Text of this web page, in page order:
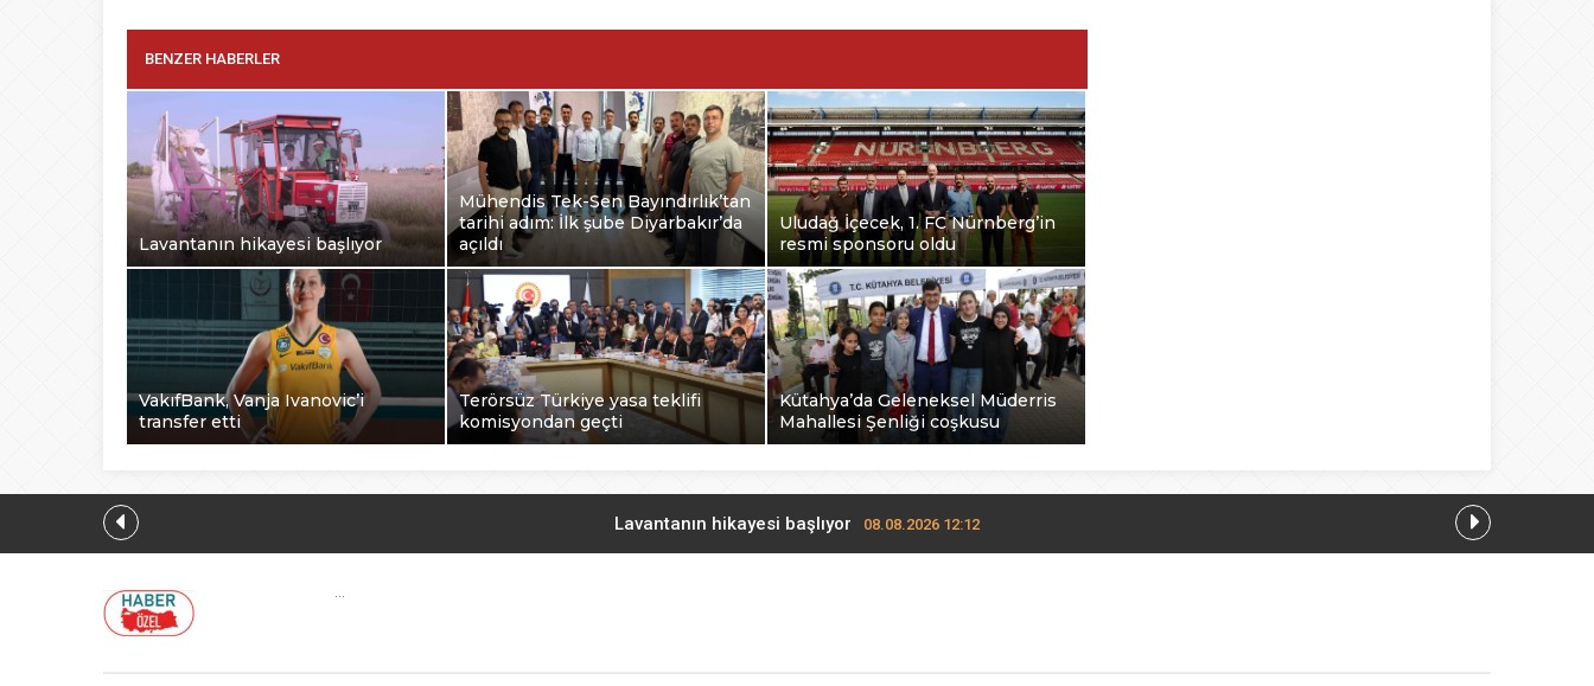
BENZER HABERLER
Lavantanın hikayesi başlıyor
Mühendis Tek-Sen Bayındırlık’tan
tarihi adım: İlk şube Diyarbakır’da
açıldı
Uludağ İçecek, 1. FC Nürnberg’in
resmi sponsoru oldu
VakıfBank, Vanja Ivanovic’i
transfer etti
Terörsüz Türkiye yasa teklifi
komisyondan geçti
Kütahya’da Geleneksel Müderris
Mahallesi Şenliği coşkusu
Lavantanın hikayesi başlıyor 08.08.2026 12:12
...